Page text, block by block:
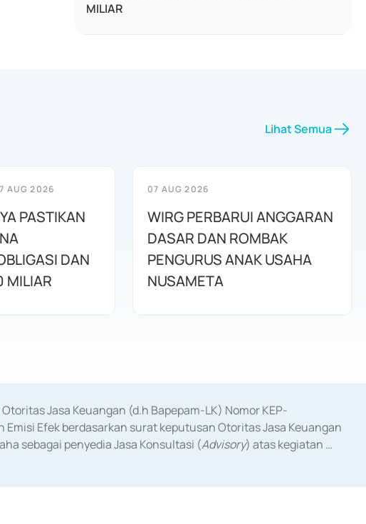
MILIAR
Lihat Semua
AUG 2026
PASTIKAN
DAN
MILIAR
07 AUG 2026
WIRG PERBARUI ANGGARAN
DASAR DAN ROMBAK
PENGURUS ANAK USAHA
NUSAMETA
Jasa Keuangan (d.h Bapepam-LK) Nomor KEP-
Emisi Efek berdasarkan surat keputusan Otoritas Jasa Keuangan
sebagai penyedia Jasa Konsultasi (Advisory) atas kegiatan